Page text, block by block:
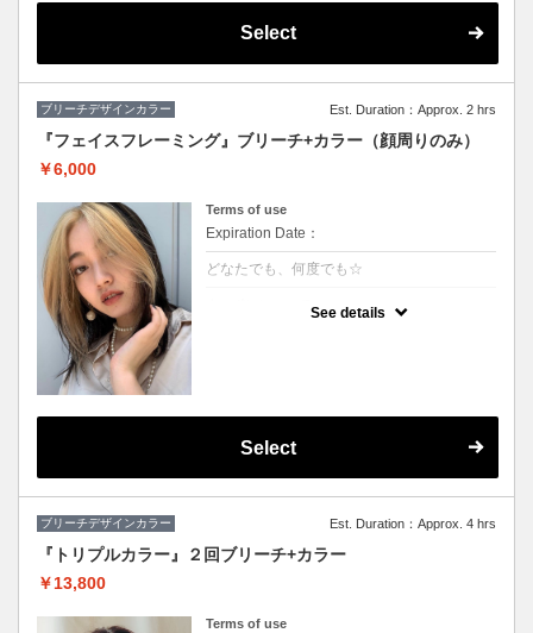
Select
ブリーチデザインカラー Est. Duration：Approx. 2 hrs
『フェイスフレーミング』ブリーチ+カラー（顔周りのみ）
￥6,000
Terms of use
Expiration Date：
どなたでも、何度でも☆
See details
Select
ブリーチデザインカラー Est. Duration：Approx. 4 hrs
『トリプルカラー』２回ブリーチ+カラー
￥13,800
Terms of use